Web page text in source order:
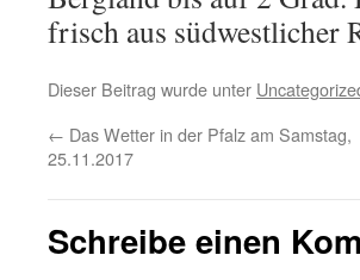
frisch aus südwestlicher
Dieser Beitrag wurde unter
← Das Wetter in der Pfalz am Samstag,
25.11.2017
Schreibe einen